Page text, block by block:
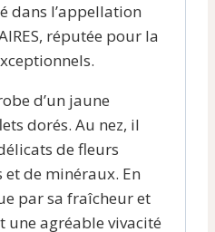
dans l’appellation
réputée pour la
d’un jaune
dorés. Au nez, il
de fleurs
et de minéraux. En
par sa fraîcheur et
agréable vivacité